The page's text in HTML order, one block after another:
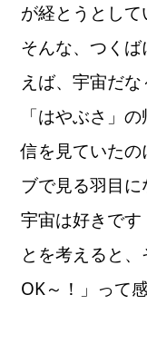
が経とうとして
そんな、つく
えば、宇宙だな
「はやぶさ」
信を見ていた
ブで見る羽目に
宇宙は好きで
とを考えると
OK～！」って